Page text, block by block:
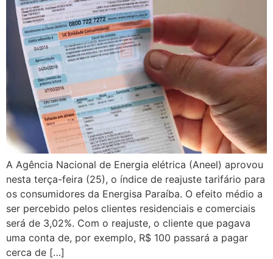
A Agência Nacional de Energia elétrica (Aneel) aprovou
nesta terça-feira (25), o índice de reajuste tarifário para
os consumidores da Energisa Paraíba. O efeito médio a
ser percebido pelos clientes residenciais e comerciais
será de 3,02%. Com o reajuste, o cliente que pagava
uma conta de, por exemplo, R$ 100 passará a pagar
cerca de […]